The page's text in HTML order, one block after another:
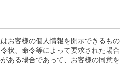
お客様の個人情報を開示できるもの
状、命令等によって要求された場合
ある場合であって、お客様の同意